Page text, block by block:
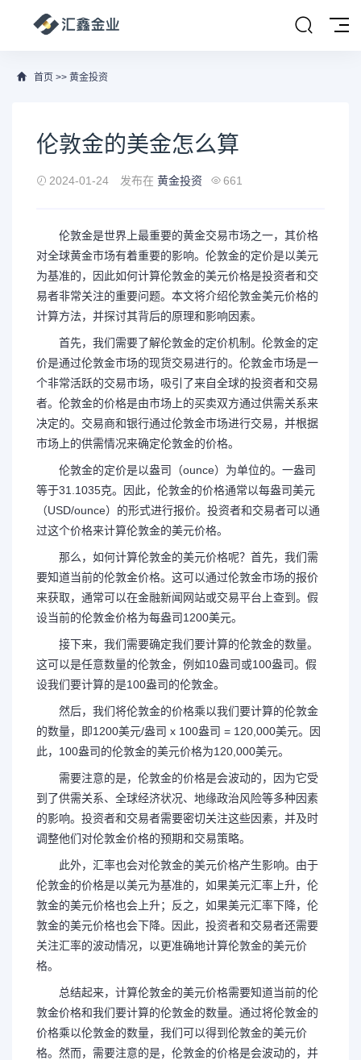
首页 >> 黄金投资
伦敦金的美金怎么算
2024-01-24 发布在 黄金投资 661
伦敦金是世界上最重要的黄金交易市场之一，其价格
对全球黄金市场有着重要的影响。伦敦金的定价是以美元
为基准的，因此如何计算伦敦金的美元价格是投资者和交
易者非常关注的重要问题。本文将介绍伦敦金美元价格的
计算方法，并探讨其背后的原理和影响因素。
首先，我们需要了解伦敦金的定价机制。伦敦金的定
价是通过伦敦金市场的现货交易进行的。伦敦金市场是一
个非常活跃的交易市场，吸引了来自全球的投资者和交易
者。伦敦金的价格是由市场上的买卖双方通过供需关系来
决定的。交易商和银行通过伦敦金市场进行交易，并根据
市场上的供需情况来确定伦敦金的价格。
伦敦金的定价是以盎司（ounce）为单位的。一盎司
等于31.1035克。因此，伦敦金的价格通常以每盎司美元
（USD/ounce）的形式进行报价。投资者和交易者可以通
过这个价格来计算伦敦金的美元价格。
那么，如何计算伦敦金的美元价格呢？首先，我们需
要知道当前的伦敦金价格。这可以通过伦敦金市场的报价
来获取，通常可以在金融新闻网站或交易平台上查到。假
设当前的伦敦金价格为每盎司1200美元。
接下来，我们需要确定我们要计算的伦敦金的数量。
这可以是任意数量的伦敦金，例如10盎司或100盎司。假
设我们要计算的是100盎司的伦敦金。
然后，我们将伦敦金的价格乘以我们要计算的伦敦金
的数量，即1200美元/盎司 x 100盎司 = 120,000美元。因
此，100盎司的伦敦金的美元价格为120,000美元。
需要注意的是，伦敦金的价格是会波动的，因为它受
到了供需关系、全球经济状况、地缘政治风险等多种因素
的影响。投资者和交易者需要密切关注这些因素，并及时
调整他们对伦敦金价格的预期和交易策略。
此外，汇率也会对伦敦金的美元价格产生影响。由于
伦敦金的价格是以美元为基准的，如果美元汇率上升，伦
敦金的美元价格也会上升；反之，如果美元汇率下降，伦
敦金的美元价格也会下降。因此，投资者和交易者还需要
关注汇率的波动情况，以更准确地计算伦敦金的美元价
格。
总结起来，计算伦敦金的美元价格需要知道当前的伦
敦金价格和我们要计算的伦敦金的数量。通过将伦敦金的
价格乘以伦敦金的数量，我们可以得到伦敦金的美元价
格。然而，需要注意的是，伦敦金的价格是会波动的，并